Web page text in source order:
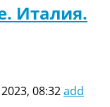
Италия.
08:32add